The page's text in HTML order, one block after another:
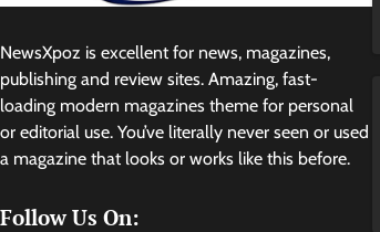
NewsXpoz is excellent for news, magazines,
publishing and review sites. Amazing, fast-
loading modern magazines theme for personal
or editorial use. You’ve literally never seen or used
a magazine that looks or works like this before.
Follow Us On: